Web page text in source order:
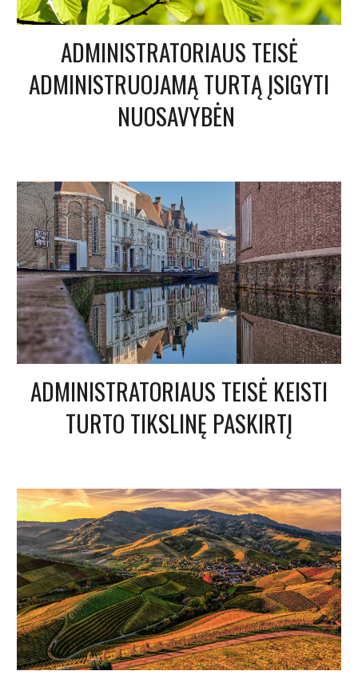
ADMINISTRATORIAUS TEISĖ
ADMINISTRUOJAMĄ TURTĄ ĮSIGYTI
NUOSAVYBĖN
ADMINISTRATORIAUS TEISĖ KEISTI
TURTO TIKSLINĘ PASKIRTĮ